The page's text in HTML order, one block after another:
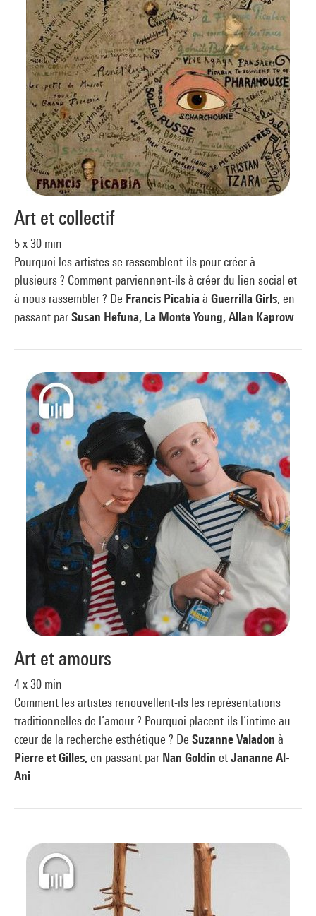
Art et collectif
5 x 30 min
Pourquoi les artistes se rassemblent-ils pour créer à
plusieurs ? Comment parviennent-ils à créer du lien social et
à nous rassembler ? De Francis Picabia à Guerrilla Girls, en
passant parSusan Hefuna, La Monte Young, Allan Kaprow
Art et amours
4 x 30 min
Comment les artistes renouvellent-ils les représentations
traditionnelles de l’amour ? Pourquoi placent-ils l’intime au
cœur de la recherche esthétique ? De Suzanne Valadon à
Pierre et Gilles,en passant par Nan Goldin etJananne Al-
Ani